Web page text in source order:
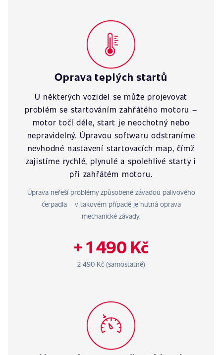
Oprava teplých startů
U některých vozidel se může projevovat
problém se startováním zahřátého motoru –
motor točí déle, start je neochotný nebo
nepravidelný. Úpravou softwaru odstraníme
nevhodné nastavení startovacích map, čímž
zajistíme rychlé, plynulé a spolehlivé starty i
při zahřátém motoru.
Úprava neřeší problémy způsobené závadou palivového
čerpadla – v takovém případě je nutná oprava
mechanické závady.
+ 1 490 Kč
2 490 Kč (samostatně)